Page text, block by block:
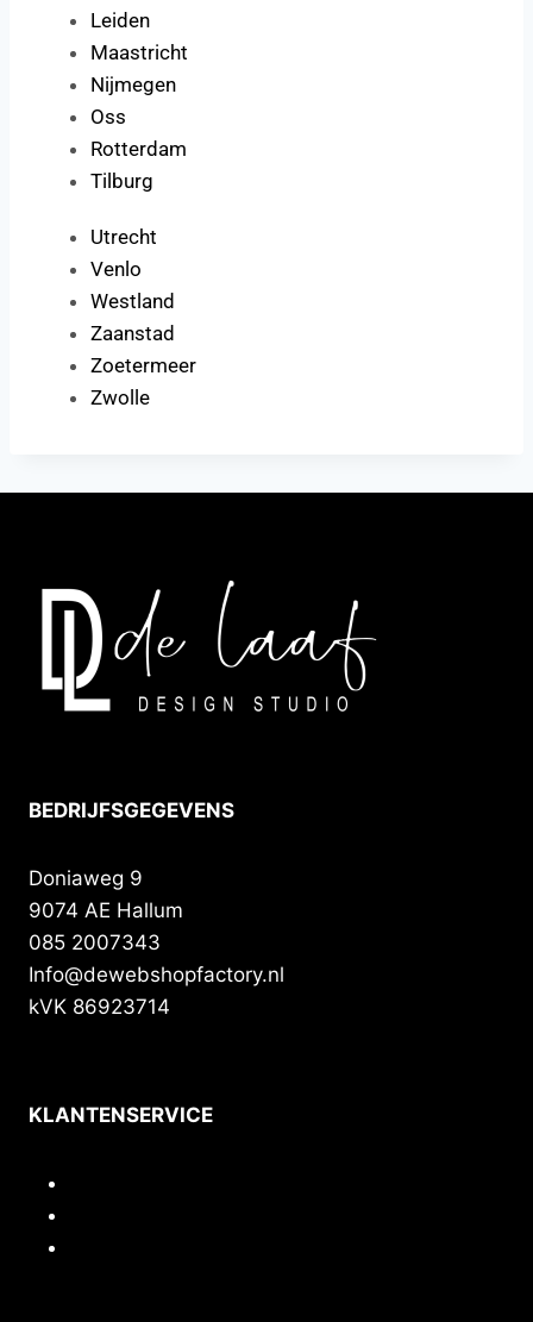
Leiden
Maastricht
Nijmegen
Oss
Rotterdam
Tilburg
Utrecht
Venlo
Westland
Zaanstad
Zoetermeer
Zwolle
BEDRIJFSGEGEVENS
Doniaweg 9
9074 AE Hallum
085 2007343
Info@dewebshopfactory.nl
kVK 86923714
KLANTENSERVICE